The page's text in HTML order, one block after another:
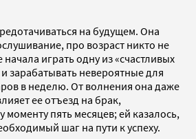
на будущем. Она
про возраст никто не
играть одну из «счастливых
зарабатывать невероятные для
в неделю. От волнения она даже
ее отъезд на брак,
пять месяцев; ей казалось,
шаг на пути к успеху.